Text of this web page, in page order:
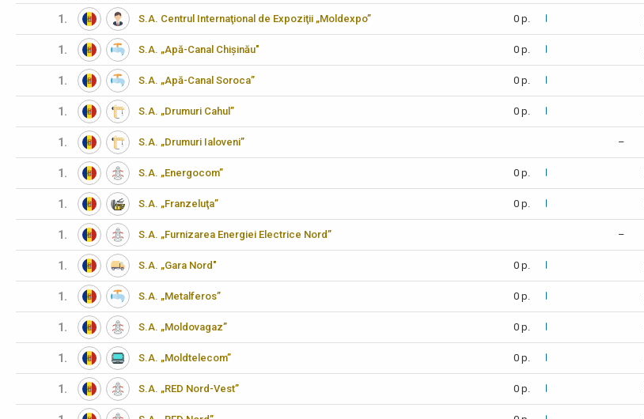
1. S.A. Centrul Internaţional de Expoziţii „Moldexpo” 0 p.
1. S.A. „Apă-Canal Chișinău" 0 p.
1. S.A. „Apă-Canal Soroca” 0 p.
1. S.A. „Drumuri Cahul” 0 p.
1. S.A. „Drumuri Ialoveni” –
1. S.A. „Energocom” 0 p.
1. S.A. „Franzeluţa” 0 p.
1. S.A. „Furnizarea Energiei Electrice Nord” –
1. S.A. „Gara Nord" 0 p.
1. S.A. „Metalferos” 0 p.
1. S.A. „Moldovagaz” 0 p.
1. S.A. „Moldtelecom” 0 p.
1. S.A. „RED Nord-Vest” 0 p.